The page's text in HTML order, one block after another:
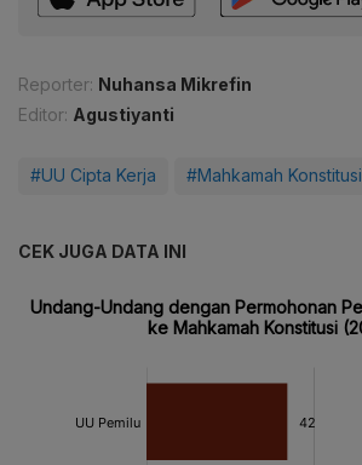
Reporter: Nuhansa Mikrefin
Editor: Agustiyanti
#UU Cipta Kerja #Mahkamah Konstitusi
CEK JUGA DATA INI